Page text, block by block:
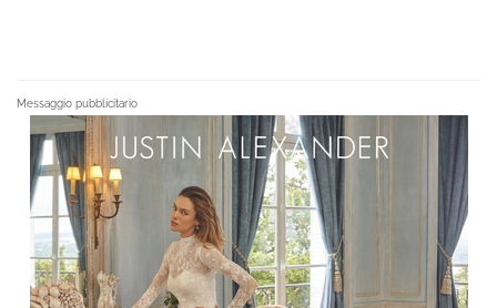
Messaggio pubblicitario